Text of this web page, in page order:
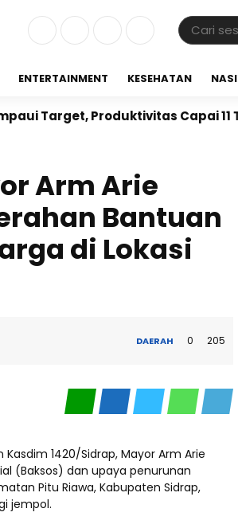
ENTERTAINMENT KESEHATAN
Produktivitas Capai 11 Ton per
Arm Arie
Bantuan
di Lokasi
DAERAH 0 205
1420/Sidrap, Mayor Arm Arie
(Baksos) dan upaya penurunan
Pitu Riawa, Kabupaten Sidrap,
jempol.